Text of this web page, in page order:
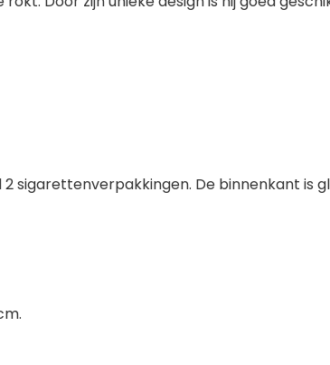
sigarettenverpakkingen. De binnenkant is